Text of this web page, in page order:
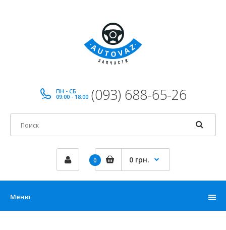
ПН - СБ
09:00 - 18:00 (093) 688-65-26
0 0 грн.
Меню